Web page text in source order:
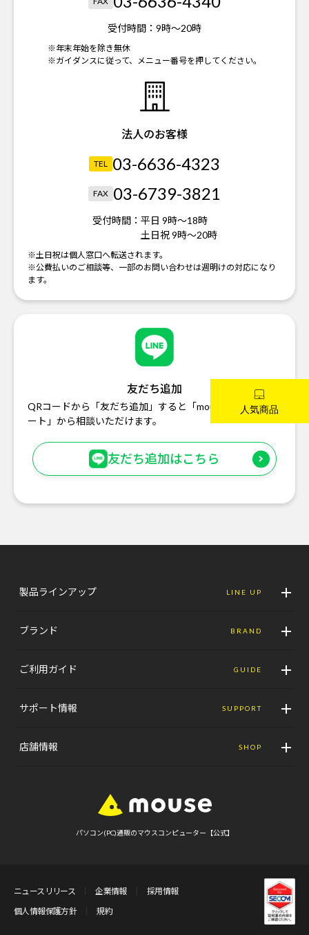
受付時間： 9時～20時
※年末年始を除き無休
※ガイダンスに従って、メニュー番号を押してください。
法人のお客様
TEL 03-6636-4323
FAX 03-6739-3821
受付時間： 平日 9時～18時
土日祝 9時～20時
※土日祝は個人窓口へ転送されます。
※公費払いのご相談等、一部のお問い合わせは週明けの対応になり
ます。
友だち追加
QRコードから「友だち追加」すると「mouse お客様サポ
ート」から相談いただけます。
友だち追加はこちら
製品ラインアップ LINE UP
ブランド BRAND
ご利用ガイド GUIDE
サポート情報 SUPPORT
店舗情報 SHOP
パソコン(PC)通販のマウスコンピューター【公式】
ニュースリリース 企業情報
採用情報
個人情報保護方針
規約